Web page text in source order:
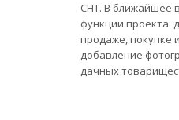
СНТ. В ближайшее
функции проекта:
продаже, покупке
добавление
дачных